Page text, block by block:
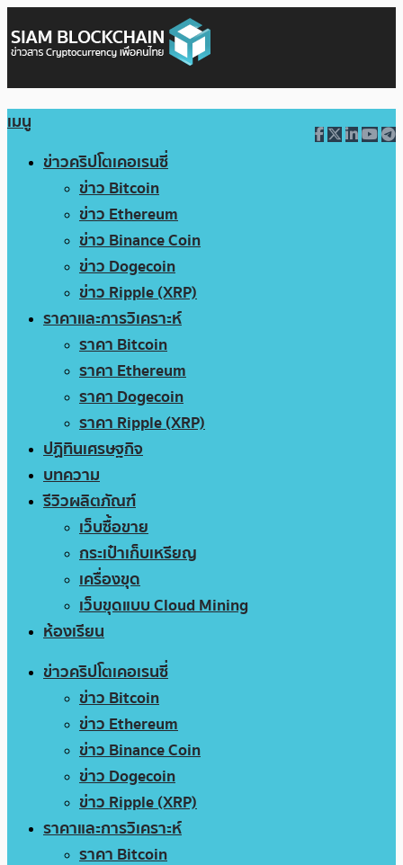
เมนู
ข่าวคริปโตเคอเรนซี่
ข่าว Bitcoin
ข่าว Ethereum
ข่าว Binance Coin
ข่าว Dogecoin
ข่าว Ripple (XRP)
ราคาและการวิเคราะห์
ราคา Bitcoin
ราคา Ethereum
ราคา Dogecoin
ราคา Ripple (XRP)
ปฏิทินเศรษฐกิจ
บทความ
รีวิวผลิตภัณฑ์
เว็บซื้อขาย
กระเป๋าเก็บเหรียญ
เครื่องขุด
เว็บขุดแบบ Cloud Mining
ห้องเรียน
ข่าวคริปโตเคอเรนซี่
ข่าว Bitcoin
ข่าว Ethereum
ข่าว Binance Coin
ข่าว Dogecoin
ข่าว Ripple (XRP)
ราคาและการวิเคราะห์
ราคา Bitcoin